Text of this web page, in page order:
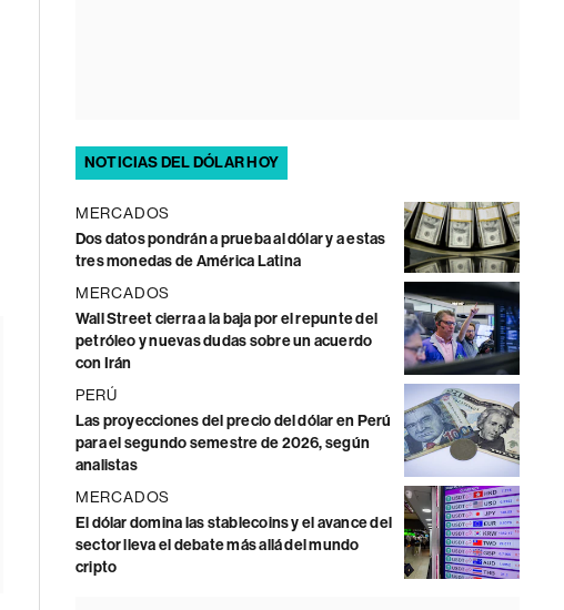
NOTICIAS DEL DÓLAR HOY
MERCADOS
Dos datos pondrán a prueba al dólar y a estas
tres monedas de América Latina
MERCADOS
Wall Street cierra a la baja por el repunte del
petróleo y nuevas dudas sobre un acuerdo
con Irán
PERÚ
Las proyecciones del precio del dólar en Perú
para el segundo semestre de 2026, según
analistas
MERCADOS
El dólar domina las stablecoins y el avance del
sector lleva el debate más allá del mundo
cripto